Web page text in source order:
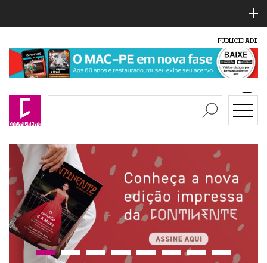
PUBLICIDADE